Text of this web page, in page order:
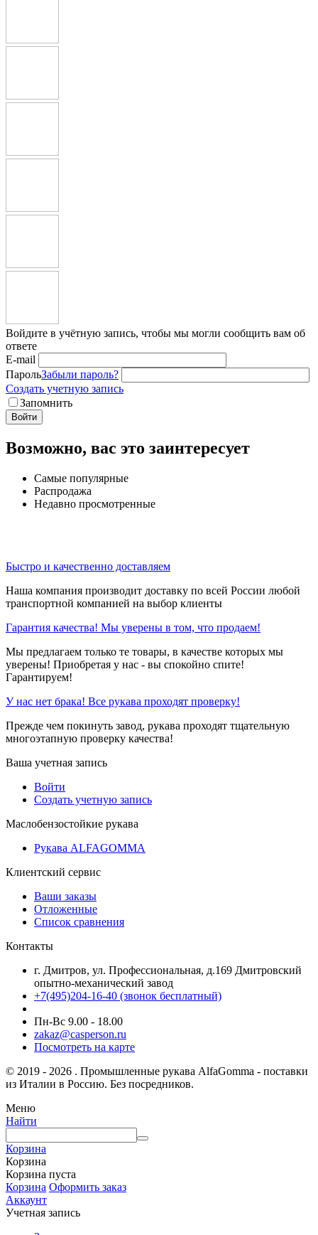
Войдите в учётную запись, чтобы мы могли сообщить вам об
ответе
E-mail
ПарольЗабыли пароль?
Создать учетную запись
Запомнить
Войти
Возможно, вас это заинтересует
Самые популярные
Распродажа
Недавно просмотренные
Быстро и качественно доставляем
Наша компания производит доставку по всей России любой
транспортной компанией на выбор клиенты
Гарантия качества! Мы уверены в том, что продаем!
Мы предлагаем только те товары, в качестве которых мы
уверены! Приобретая у нас - вы спокойно спите!
Гарантируем!
У нас нет брака! Все рукава проходят проверку!
Прежде чем покинуть завод, рукава проходят тщательную
многоэтапную проверку качества!
Ваша учетная запись
Войти
Создать учетную запись
Маслобензостойкие рукава
Рукава ALFAGOMMA
Клиентский сервис
Ваши заказы
Отложенные
Список сравнения
Контакты
г. Дмитров, ул. Профессиональная, д.169 Дмитровский
опытно-механический завод
+7(495)204-16-40 (звонок бесплатный)
Пн-Вс 9.00 - 18.00
zakaz@casperson.ru
Посмотреть на карте
© 2019 - 2026 . Промышленные рукава AlfaGomma - поставки
из Италии в Россию. Без посредников.
Меню
Найти
Корзина
Корзина
Корзина пуста
Корзина Оформить заказ
Аккаунт
Учетная запись